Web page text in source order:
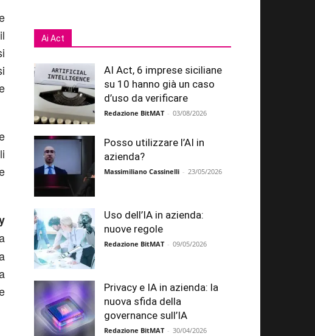
Ai Act
AI Act, 6 imprese siciliane
su 10 hanno già un caso
d’uso da verificare
Redazione BitMAT - 03/08/2026
Posso utilizzare l’AI in
azienda?
Massimiliano Cassinelli - 23/05/2026
Uso dell’IA in azienda:
nuove regole
Redazione BitMAT - 09/05/2026
Privacy e IA in azienda: la
nuova sfida della
governance sull’IA
Redazione BitMAT - 30/04/2026